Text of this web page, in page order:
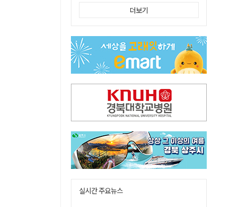
임시휴업 들어갔던 홈플러스 영주점, 7일 영업 재개…지하 1층만 운영
SK하이닉스, 주당 375원 분기 배당 공시…"3분기 중 주주환원 방안 확정"
이의준 전 경북도 새마을봉사과장, 제28대 울릉군 부군수 취임
"상법개정해도 주주가 '봉'"…하이닉스 솔리다임 상장설에 술렁[개미와글와글]
더보기
실시간 주요뉴스